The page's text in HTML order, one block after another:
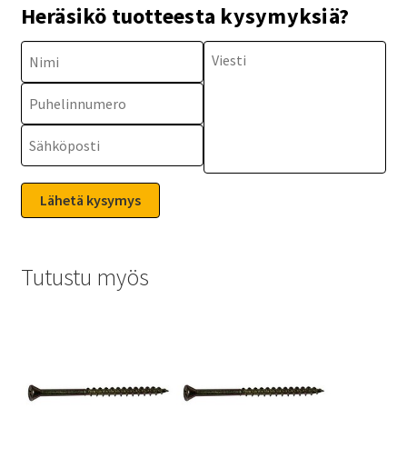
Heräsikö tuotteesta kysymyksiä?
Tutustu myös